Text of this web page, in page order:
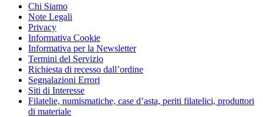
Chi Siamo
Note Legali
Privacy
Informativa Cookie
Informativa per la Newsletter
Termini del Servizio
Richiesta di recesso dall’ordine
Segnalazioni Errori
Siti di Interesse
Filatelie, numismatiche, case d’asta, periti filatelici, produttori
di materiale